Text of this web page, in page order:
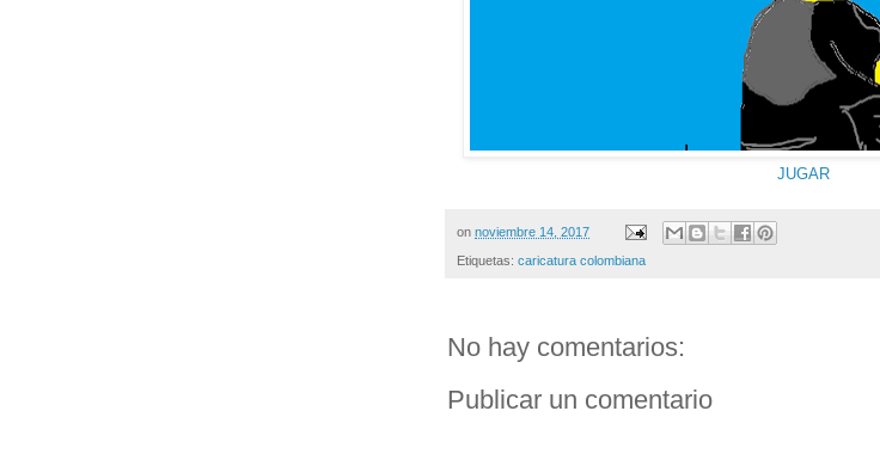
JUGAR
on noviembre 14, 2017
Etiquetas: caricatura colombiana
No hay comentarios:
Publicar un comentario